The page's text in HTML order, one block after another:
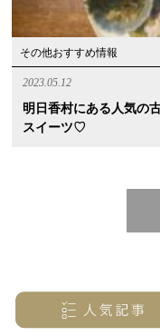
その他おすすめ情報
2023.05.12
明日香村にある人気の
スイーツ♡